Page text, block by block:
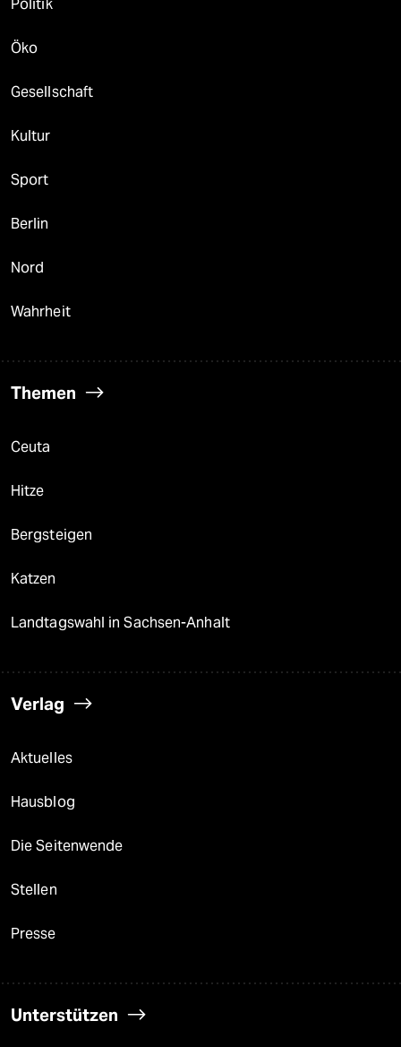
Politik
Öko
Gesellschaft
Kultur
Sport
Berlin
Nord
Wahrheit
Themen
Ceuta
Hitze
Bergsteigen
Katzen
Landtagswahl in Sachsen-Anhalt
Verlag
Aktuelles
Hausblog
Die Seitenwende
Stellen
Presse
Unterstützen